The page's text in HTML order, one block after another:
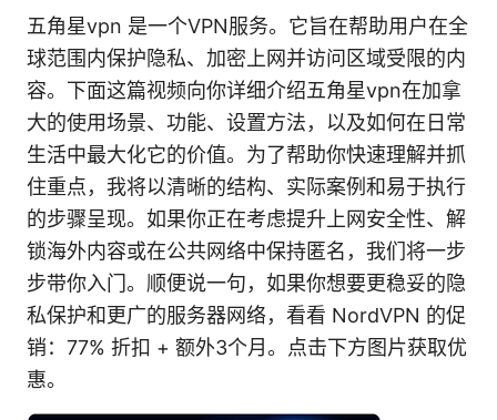
五角星vpn 是一个VPN服务。它旨在帮助用户在全
球范围内保护隐私、加密上网并访问区域受限的内
容。下面这篇视频向你详细介绍五角星vpn在加拿
大的使用场景、功能、设置方法，以及如何在日常
生活中最大化它的价值。为了帮助你快速理解并抓
住重点，我将以清晰的结构、实际案例和易于执行
的步骤呈现。如果你正在考虑提升上网安全性、解
锁海外内容或在公共网络中保持匿名，我们将一步
步带你入门。顺便说一句，如果你想要更稳妥的隐
私保护和更广的服务器网络，看看 NordVPN 的促
销：77% 折扣 + 额外3个月。点击下方图片获取优
惠。